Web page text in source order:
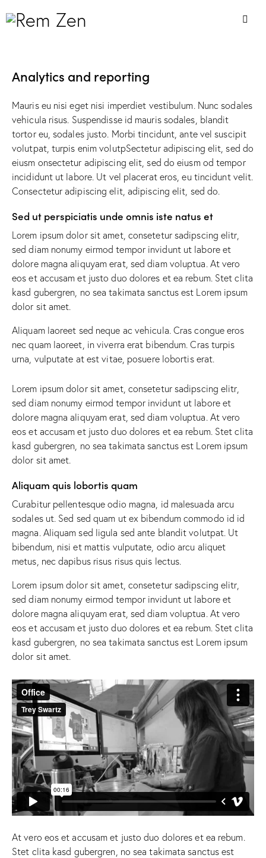
Analytics and reporting
Mauris eu nisi eget nisi imperdiet vestibulum. Nunc sodales
vehicula risus. Suspendisse id mauris sodales, blandit
tortor eu, sodales justo. Morbi tincidunt, ante vel suscipit
volutpat, turpis enim volutpSectetur adipiscing elit, sed do
eiusm onsectetur adipiscing elit, sed do eiusm od tempor
incididunt ut labore. Ut vel placerat eros, eu tincidunt velit.
Consectetur adipiscing elit, adipiscing elit, sed do.
Sed ut perspiciatis unde omnis iste natus et
Lorem ipsum dolor sit amet, consetetur sadipscing elitr,
sed diam nonumy eirmod tempor invidunt ut labore et
dolore magna aliquyam erat, sed diam voluptua. At vero
eos et accusam et justo duo dolores et ea rebum. Stet clita
kasd gubergren, no sea takimata sanctus est Lorem ipsum
dolor sit amet.
Aliquam laoreet sed neque ac vehicula. Cras congue eros
nec quam laoreet, in viverra erat bibendum. Cras turpis
urna, vulputate at est vitae, posuere lobortis erat.
Lorem ipsum dolor sit amet, consetetur sadipscing elitr,
sed diam nonumy eirmod tempor invidunt ut labore et
dolore magna aliquyam erat, sed diam voluptua. At vero
eos et accusam et justo duo dolores et ea rebum. Stet clita
kasd gubergren, no sea takimata sanctus est Lorem ipsum
dolor sit amet.
Aliquam quis lobortis quam
Curabitur pellentesque odio magna, id malesuada arcu
sodales ut. Sed sed quam ut ex bibendum commodo id id
magna. Aliquam sed ligula sed ante blandit volutpat. Ut
bibendum, nisi et mattis vulputate, odio arcu aliquet
metus, nec dapibus risus risus quis lectus.
Lorem ipsum dolor sit amet, consetetur sadipscing elitr,
sed diam nonumy eirmod tempor invidunt ut labore et
dolore magna aliquyam erat, sed diam voluptua. At vero
eos et accusam et justo duo dolores et ea rebum. Stet clita
kasd gubergren, no sea takimata sanctus est Lorem ipsum
dolor sit amet.
At vero eos et accusam et justo duo dolores et ea rebum.
Stet clita kasd gubergren, no sea takimata sanctus est